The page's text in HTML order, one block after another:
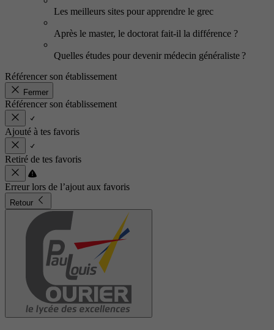
Les meilleurs sites pour apprendre le grec
Après le master, le doctorat fait-il la différence ?
Quelles études pour devenir médecin généraliste ?
Référencer son établissement
Fermer
Référencer son établissement
Ajouté à tes favoris
Retiré de tes favoris
Erreur lors de l’ajout aux favoris
Retour